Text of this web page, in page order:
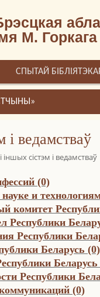
М. Горкага
СПЫТАЙ
і ведамстваў
іншых сістэм і ведамстваў
(0)
и
комитет
Республики
Республики
Беларусь (0)
Беларусь
Республики
(0)